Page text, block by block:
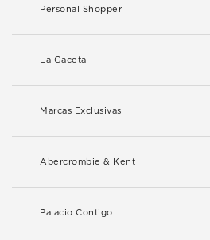
Personal Shopper
La Gaceta
Marcas Exclusivas
Abercrombie & Kent
Palacio Contigo